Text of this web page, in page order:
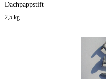
Dachpappstift
2,5 kg